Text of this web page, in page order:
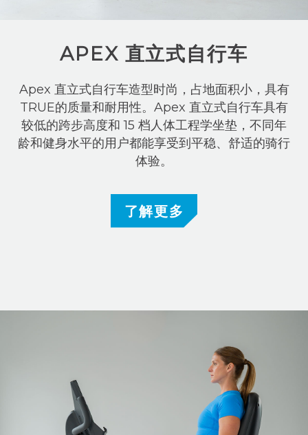
APEX 直立式自行车
Apex 直立式自行车造型时尚，占地面积小，具有
TRUE的质量和耐用性。Apex 直立式自行车具有
较低的跨步高度和 15 档人体工程学坐垫，不同年
龄和健身水平的用户都能享受到平稳、舒适的骑行
体验。
了解更多